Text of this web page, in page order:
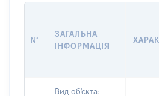
№
ЗАГАЛЬНА
ІНФОРМАЦІЯ
Вид об'єкта: